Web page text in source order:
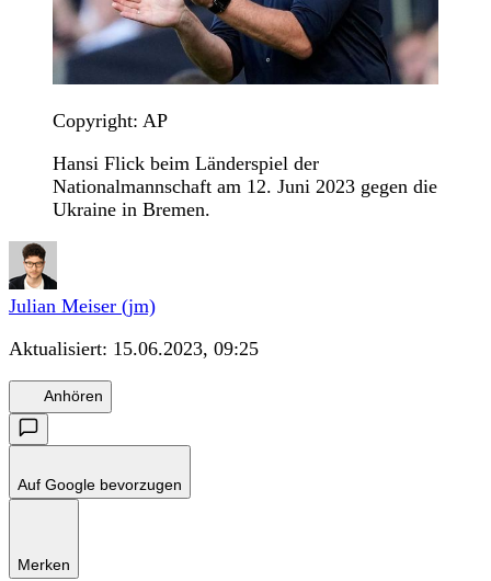
Copyright: AP
Hansi Flick beim Länderspiel der
Nationalmannschaft am 12. Juni 2023 gegen die
Ukraine in Bremen.
Julian Meiser (jm)
Aktualisiert: 15.06.2023, 09:25
Anhören
Auf Google bevorzugen
Merken